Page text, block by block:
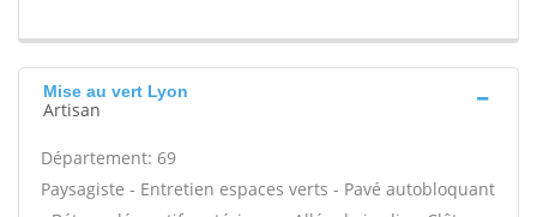
Mise au vert Lyon
Artisan
Département: 69
Paysagiste - Entretien espaces verts - Pavé autobloquant